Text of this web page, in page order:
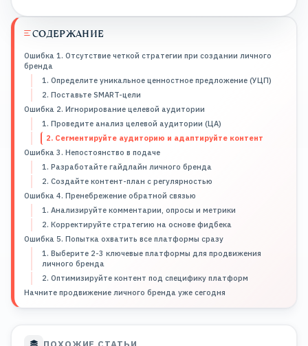
СОДЕРЖАНИЕ
Ошибка 1. Отсутствие четкой стратегии при создании личного
бренда
1. Определите уникальное ценностное предложение (УЦП)
2. Поставьте SMART-цели
Ошибка 2. Игнорирование целевой аудитории
1. Проведите анализ целевой аудитории (ЦА)
2. Сегментируйте аудиторию и адаптируйте контент
Ошибка 3. Непостоянство в подаче
1. Разработайте гайдлайн личного бренда
2. Создайте контент-план с регулярностью
Ошибка 4. Пренебрежение обратной связью
1. Анализируйте комментарии, опросы и метрики
2. Корректируйте стратегию на основе фидбека
Ошибка 5. Попытка охватить все платформы сразу
1. Выберите 2-3 ключевые платформы для продвижения
личного бренда
2. Оптимизируйте контент под специфику платформ
Начните продвижение личного бренда уже сегодня